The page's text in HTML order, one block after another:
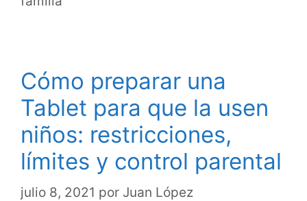
Cómo preparar una
Tablet para que la usen
niños: restricciones,
límites y control parental
julio 8, 2021 por Juan López